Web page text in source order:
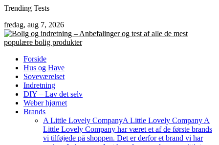
Skip
content
Trending Tests
fredag, aug 7, 2026
Forside
Hus og Have
Soveværelset
Indretning
DIY – Lav det selv
Weber hjørnet
Brands
A Little Lovely CompanyA Little Lovely Company A
Little Lovely Company har været et af de første brands
vi tilføjede på shoppen. Det er derfor et brand vi har